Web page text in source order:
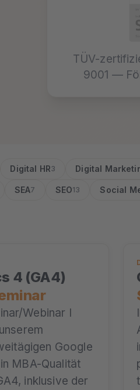
TÜV-
9001 —
Digital HR3 Digital
SEA7 SEO13 Social
4 (GA4)
Webinar I
Google
MBA-Qualität
inklusive der